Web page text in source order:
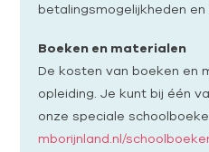
betalingsmogelijkheden en
Boeken en materialen
De kosten van boeken en
opleiding. Je kunt bij één
onze speciale
mborijnland.nl/